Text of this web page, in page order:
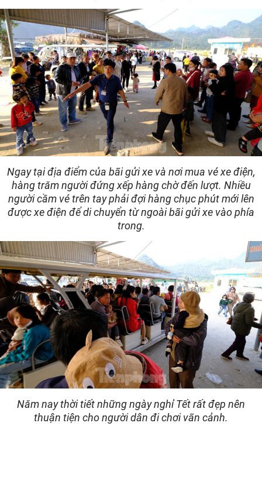
Ngay tại địa điểm của bãi gửi xe và nơi mua vé xe điện,
hàng trăm người đứng xếp hàng chờ đến lượt. Nhiều
người cầm vé trên tay phải đợi hàng chục phút mới lên
được xe điện để di chuyển từ ngoài bãi gửi xe vào phía
trong.
Năm nay thời tiết những ngày nghỉ Tết rất đẹp nên
thuận tiện cho người dân đi chơi vãn cảnh.